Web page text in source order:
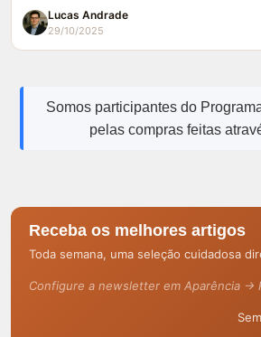
Lucas Andrade
29/10/2025
Somos participantes do
pelas compras feitas
Receba os melhores artigos
Toda semana, uma seleção cuidadosa
Configure a newsletter em Aparência